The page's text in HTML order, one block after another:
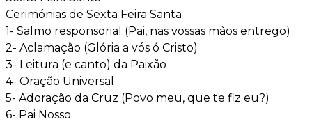
Cerimónias de Sexta Feira Santa
1- Salmo responsorial (Pai, nas vossas mãos entrego)
2- Aclamação (Glória a vós ó Cristo)
3- Leitura (e canto) da Paixão
4- Oração Universal
5- Adoração da Cruz (Povo meu, que te fiz eu?)
6- Pai Nosso